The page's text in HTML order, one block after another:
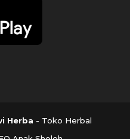
Herba - Toko Herbal